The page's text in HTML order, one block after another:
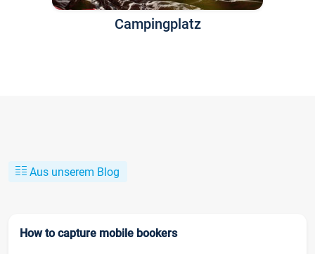
Campingplatz
Aus unserem Blog
How to capture mobile bookers